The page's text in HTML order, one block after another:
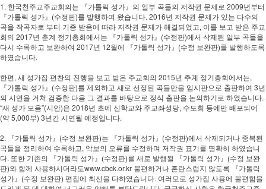
1. 한국천주교주교회의는 『가톨릭 성가』의 일부 곡들의 저작권 문제로 2009년부터
『가톨릭 성가』(수정판)를 발행하여 왔습니다. 2016년 저작권 문제가 있는 다수의
곡을 작곡자로 부터 기증 받음에 따라 저작권 문제가 해결되었고, 이를 보고 받은 주교
회의 2017년 춘계 정기총회에서는 『가톨릭 성가』(수정판)에서 삭제된 일부 곡들을
다시 수록하고 보완하여 2017년 12월에 『가톨릭 성가』(수정 보완판)를 발행하도록
하였습니다.
한편, 새 성가집 편찬의 진행을 보고 받은 주교회의 2015년 추계 정기총회에서는,
『가톨릭 성가』(수정판)를 제외하고 새로 선정된 곡들만을 임시판으로 출판하여 3년
의 시연을 거쳐 검증한 다음 그 결과를 바탕으로 정식 출판을 논의하기로 하였습니다.
“새 성가 모음”(시안)은 2018년 초에 신학교와 주교좌성당, 수도회 등에만 배포되어
(약 5,000부) 3년간 시연될 예정입니다.
2. 『가톨릭 성가』(수정 보완판)는 『가톨릭 성가』(수정판)에서 삭제되거나 중복된
곡들을 정리하여 수록하고, 악보의 오류를 수정하며 저작권 표기를 명확히 하였습니
다. 또한 기존의 『가톨릭 성가』(수정판)를 새로 발행될 『가톨릭 성가』(수정 보완
판)와 함께 사용하시더라도www.cbck.or.kr 불편하거나 혼란스럽지 않도록 『가톨릭
성가』(수정 보완판) 편집에 최선을 다하였습니다. 여러모로 성가집 사용에 불편함을